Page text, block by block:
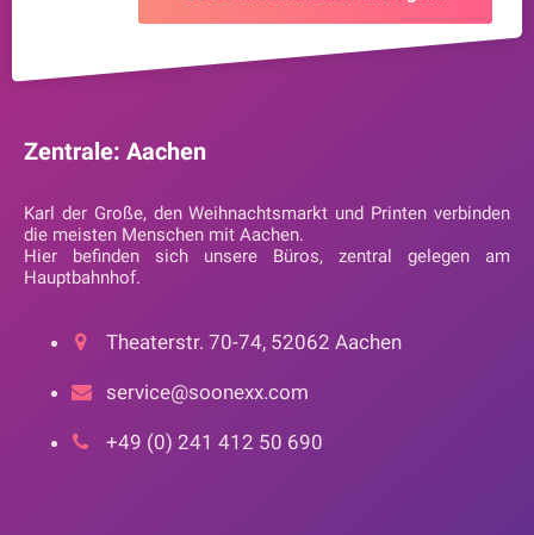
Zentrale: Aachen
Karl der Große, den Weihnachtsmarkt und Printen verbinden
die meisten Menschen mit Aachen.
Hier befinden sich unsere Büros, zentral gelegen am
Hauptbahnhof.
Theaterstr. 70-74, 52062 Aachen
service@soonexx.com
+49 (0) 241 412 50 690